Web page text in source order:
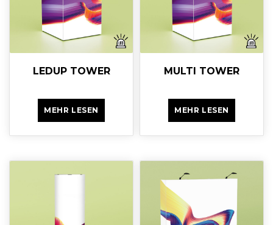
LEDUP TOWER
MEHR LESEN
MULTI TOWER
MEHR LESEN